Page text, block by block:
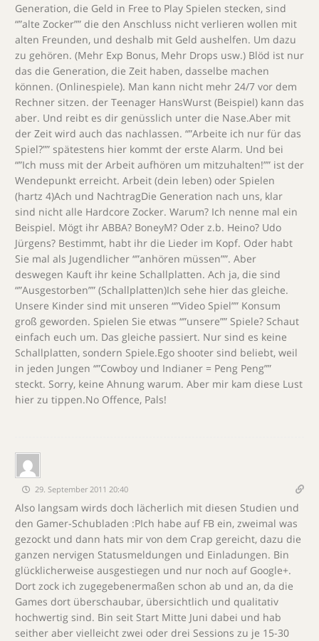
Generation, die Geld in Free to Play Spielen stecken, sind
“”alte Zocker”” die den Anschluss nicht verlieren wollen mit
alten Freunden, und deshalb mit Geld aushelfen. Um dazu
zu gehören. (Mehr Exp Bonus, Mehr Drops usw.) Blöd ist nur
das die Generation, die Zeit haben, dasselbe machen
können. (Onlinespiele). Man kann nicht mehr 24/7 vor dem
Rechner sitzen. der Teenager HansWurst (Beispiel) kann das
aber. Und reibt es dir genüsslich unter die Nase.Aber mit
der Zeit wird auch das nachlassen. “”Arbeite ich nur für das
Spiel?”” spätestens hier kommt der erste Alarm. Und bei
“”Ich muss mit der Arbeit aufhören um mitzuhalten!”” ist der
Wendepunkt erreicht. Arbeit (dein leben) oder Spielen
(hartz 4)Ach und NachtragDie Generation nach uns, klar
sind nicht alle Hardcore Zocker. Warum? Ich nenne mal ein
Beispiel. Mögt ihr ABBA? BoneyM? Oder z.b. Heino? Udo
Jürgens? Bestimmt, habt ihr die Lieder im Kopf. Oder habt
Sie mal als Jugendlicher “”anhören müssen””. Aber
deswegen Kauft ihr keine Schallplatten. Ach ja, die sind
“”Ausgestorben”” (Schallplatten)Ich sehe hier das gleiche.
Unsere Kinder sind mit unseren “”Video Spiel”” Konsum
groß geworden. Spielen Sie etwas “”unsere”” Spiele? Schaut
einfach euch um. Das gleiche passiert. Nur sind es keine
Schallplatten, sondern Spiele.Ego shooter sind beliebt, weil
in jeden Jungen “”Cowboy und Indianer = Peng Peng””
steckt. Sorry, keine Ahnung warum. Aber mir kam diese Lust
hier zu tippen.No Offence, Pals!
29. September 2011 20:40
Also langsam wirds doch lächerlich mit diesen Studien und
den Gamer-Schubladen :PIch habe auf FB ein, zweimal was
gezockt und dann hats mir von dem Crap gereicht, dazu die
ganzen nervigen Statusmeldungen und Einladungen. Bin
glücklicherweise ausgestiegen und nur noch auf Google+.
Dort zock ich zugegebenermaßen schon ab und an, da die
Games dort überschaubar, übersichtlich und qualitativ
hochwertig sind. Bin seit Start Mitte Juni dabei und hab
seither aber vielleicht zwei oder drei Sessions zu je 15-30